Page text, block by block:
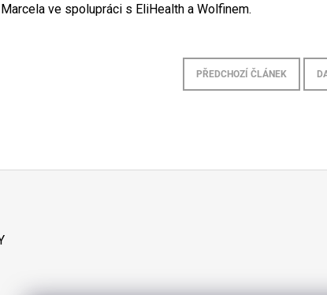
ve spolupráci s EliHealth a Wolfinem.
PŘEDCHOZÍ ČLÁNEK